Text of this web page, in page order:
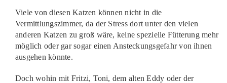
Viele von diesen Katzen können nicht in die
Vermittlungszimmer, da der Stress dort unter den vielen
anderen Katzen zu groß wäre, keine spezielle Fütterung mehr
möglich oder gar sogar einen Ansteckungsgefahr von ihnen
ausgehen könnte.
Doch wohin mit Fritzi, Toni, dem alten Eddy oder der